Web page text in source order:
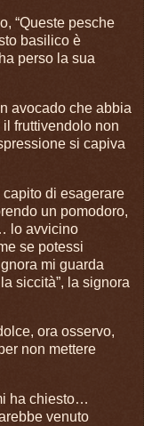
“Queste pesche
basilico è
perso la sua
avocado che abbia
il fruttivendolo non
si capiva
capito di esagerare
un pomodoro,
lo avvicino
se potessi
mi guarda
siccità”, la signora
ora osservo,
non mettere
ha chiesto…
venuto